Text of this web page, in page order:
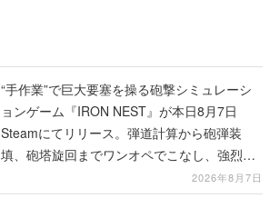
“手作業”で巨大要塞を操る砲撃シミュレーシ
ョンゲーム『IRON NEST』が本日8月7日
Steamにてリリース。弾道計算から砲弾装
填、砲塔旋回までワンオペでこなし、強烈な
一撃をブチかませるロマンある作品2026年8月7日